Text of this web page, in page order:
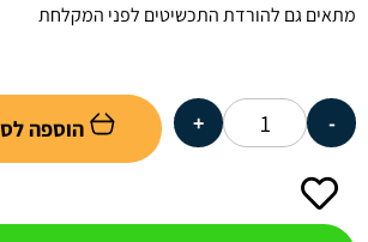
מתאים גם להורדת התכשיטים לפני המקלחת
הוספה לסל